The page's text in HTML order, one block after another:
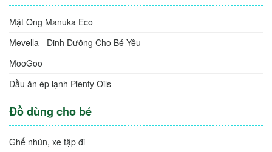
Mật Ong Manuka Eco
Mevella - Dinh Dưỡng Cho Bé Yêu
MooGoo
Dầu ăn ép lạnh Plenty Oils
Đồ dùng cho bé
Ghế nhún, xe tập đi